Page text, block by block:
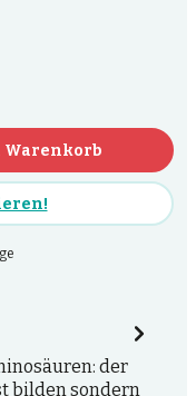
Warenkorb
der
bilden sondern